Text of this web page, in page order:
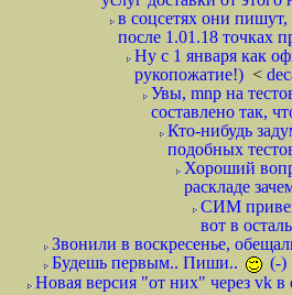
в соцсетях они
после 1.01.18 точках
Ну с 1 января как
рукопожатие!) <
Увы, mnp на
составлено так,
Кто-нибудь
подобных
Хороший
раскладе
СИМ
вот в
Звонили в воскресенье,
Будешь первым.. Пиши..
(-)
Новая версия "от них" через vk